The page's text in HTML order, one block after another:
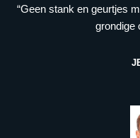
“Geen stank en geurtjes
grondige